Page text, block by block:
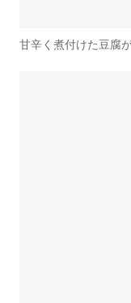
甘辛く煮付けた豆腐